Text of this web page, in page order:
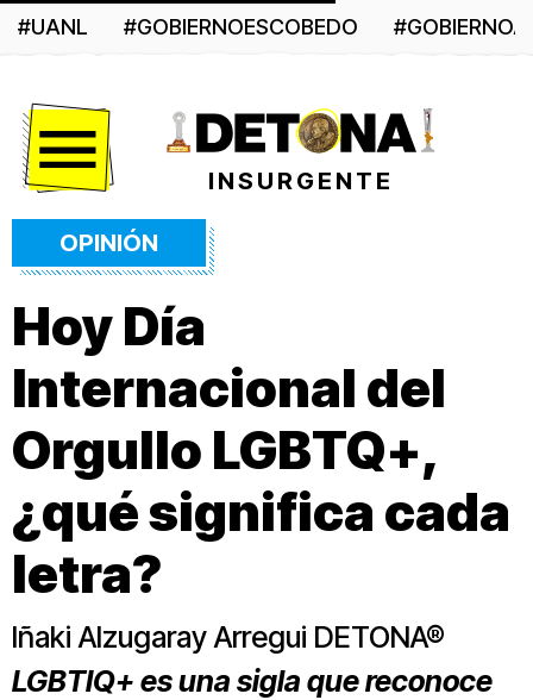
#UANL #GOBIERNOESCOBEDO
INSURGENTE
OPINIÓN
Hoy Día
Internacional del
Orgullo LGBTQ+,
¿qué significa cada
letra?
Iñaki Alzugaray Arregui DETONA®
LGBTIQ+ es una sigla que reconoce